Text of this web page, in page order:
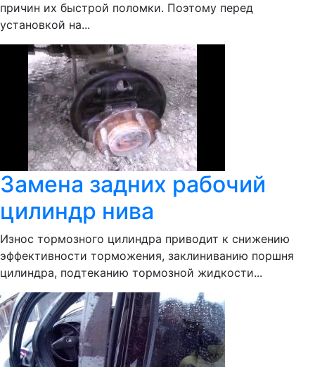
причин их быстрой поломки. Поэтому перед
установкой на...
Замена задних рабочий
цилиндр нива
Износ тормозного цилиндра приводит к снижению
эффективности торможения, заклиниванию поршня
цилиндра, подтеканию тормозной жидкости...